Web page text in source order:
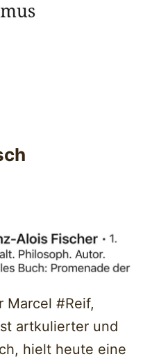
Marcel #Reif,
artkulierter und
hielt heute eine